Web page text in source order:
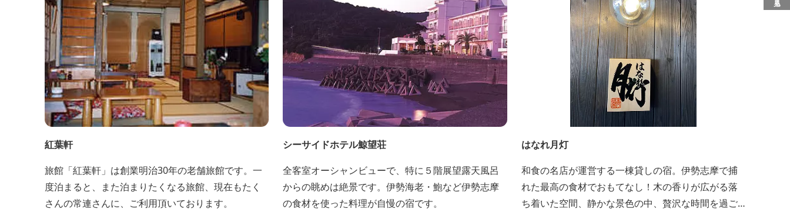
紅葉軒
旅館「紅葉軒」は創業明治30年の老舗旅館です。一
度泊まると、また泊まりたくなる旅館、現在もたく
さんの常連さんに、ご利用頂いております。
シーサイドホテル鯨望荘
全客室オーシャンビューで、特に５階展望露天風呂
からの眺めは絶景です。伊勢海老・鮑など伊勢志摩
の食材を使った料理が自慢の宿です。
はなれ月灯
和食の名店が運営する一棟貸しの宿。伊勢志摩で捕
れた最高の食材でおもてなし！木の香りが広がる落
ち着いた空間、静かな景色の中、贅沢な時間を過ご